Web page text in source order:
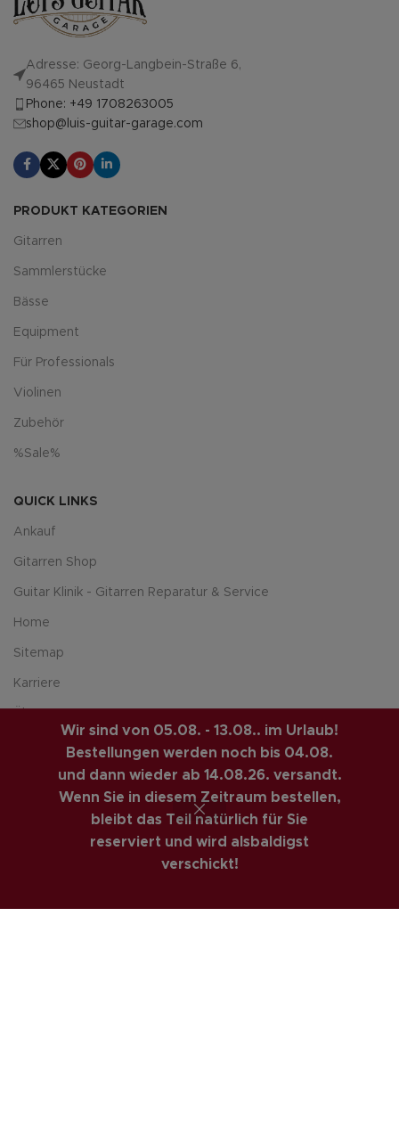
Wir sind von 05.08. - 13.08.. im Urlaub!
Bestellungen werden noch bis 04.08.
und dann wieder ab 14.08.26. versandt.
Wenn Sie in diesem Zeitraum bestellen,
bleibt das Teil natürlich für Sie
reserviert und wird alsbaldigst
verschickt!
Adresse: Georg-Langbein-Straße 6,
96465 Neustadt
Phone: +49 1708263005
shop@luis-guitar-garage.com
PRODUKT KATEGORIEN
Gitarren
Sammlerstücke
Bässe
Equipment
Für Professionals
Violinen
Zubehör
%Sale%
QUICK LINKS
Ankauf
Gitarren Shop
Guitar Klinik - Gitarren Reparatur & Service
Home
Sitemap
Karriere